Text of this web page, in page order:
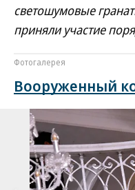
светошумовые
приняли участие
Фотогалерея
Вооруженный